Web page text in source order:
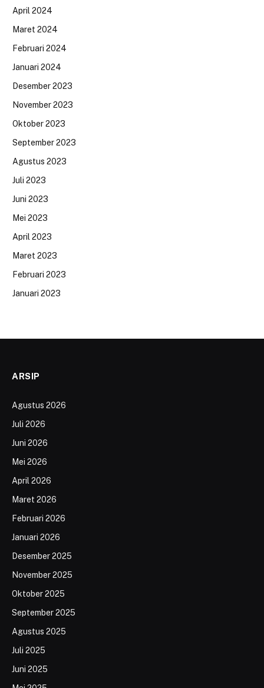
April 2024
Maret 2024
Februari 2024
Januari 2024
Desember 2023
November 2023
Oktober 2023
September 2023
Agustus 2023
Juli 2023
Juni 2023
Mei 2023
April 2023
Maret 2023
Februari 2023
Januari 2023
ARSIP
Agustus 2026
Juli 2026
Juni 2026
Mei 2026
April 2026
Maret 2026
Februari 2026
Januari 2026
Desember 2025
November 2025
Oktober 2025
September 2025
Agustus 2025
Juli 2025
Juni 2025